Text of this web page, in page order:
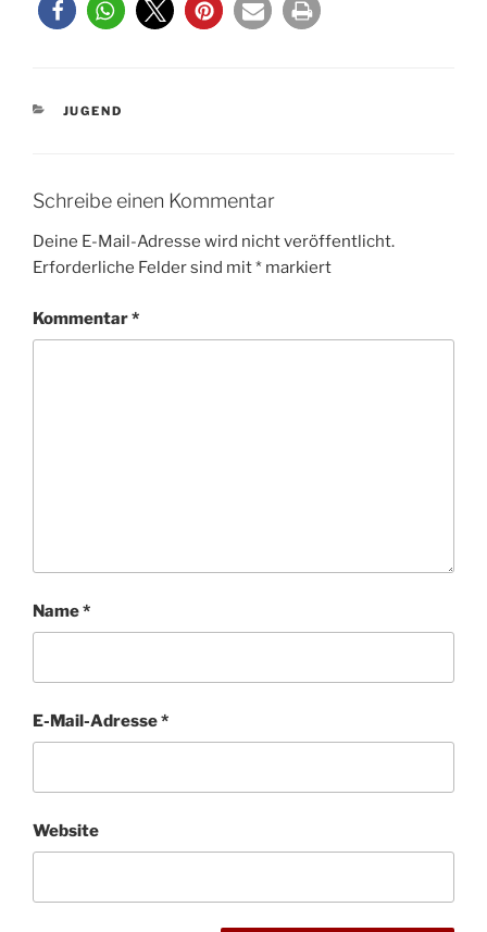
KATEGORIEN
JUGEND
Schreibe einen Kommentar
Deine E-Mail-Adresse wird nicht veröffentlicht.
Erforderliche Felder sind mit* markiert
Kommentar*
Name*
E-Mail-Adresse*
Website